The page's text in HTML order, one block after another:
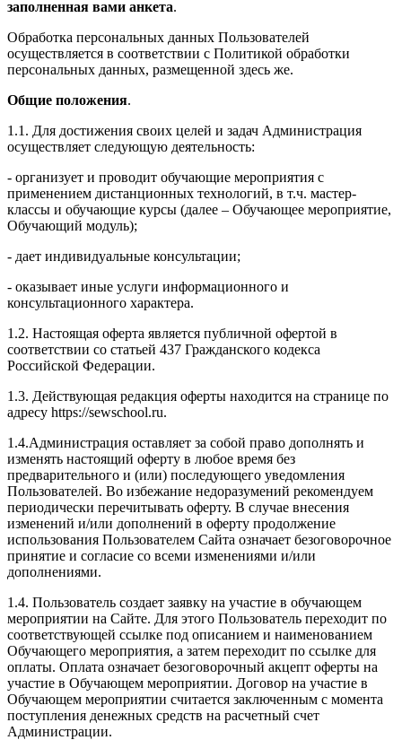
заполненная вами анкета.
Обработка персональных данных Пользователей
осуществляется в соответствии с Политикой обработки
персональных данных, размещенной здесь же.
Общие положения.
1.1. Для достижения своих целей и задач Администрация
осуществляет следующую деятельность:
- организует и проводит обучающие мероприятия с
применением дистанционных технологий, в т.ч. мастер-
классы и обучающие курсы (далее – Обучающее мероприятие,
Обучающий модуль);
- дает индивидуальные консультации;
- оказывает иные услуги информационного и
консультационного характера.
1.2. Настоящая оферта является публичной офертой в
соответствии со статьей 437 Гражданского кодекса
Российской Федерации.
1.3. Действующая редакция оферты находится на странице по
адресу https://sewschool.ru.
1.4.Администрация оставляет за собой право дополнять и
изменять настоящий оферту в любое время без
предварительного и (или) последующего уведомления
Пользователей. Во избежание недоразумений рекомендуем
периодически перечитывать оферту. В случае внесения
изменений и/или дополнений в оферту продолжение
использования Пользователем Сайта означает безоговорочное
принятие и согласие со всеми изменениями и/или
дополнениями.
1.4. Пользователь создает заявку на участие в обучающем
мероприятии на Сайте. Для этого Пользователь переходит по
соответствующей ссылке под описанием и наименованием
Обучающего мероприятия, а затем переходит по ссылке для
оплаты. Оплата означает безоговорочный акцепт оферты на
участие в Обучающем мероприятии. Договор на участие в
Обучающем мероприятии считается заключенным с момента
поступления денежных средств на расчетный счет
Администрации.